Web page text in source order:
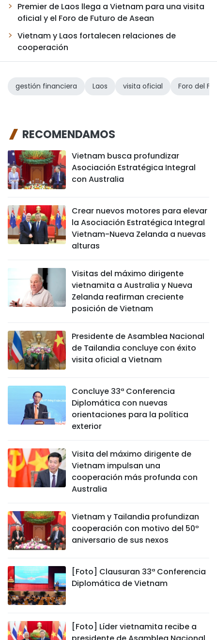
Premier de Laos llega a Vietnam para una visita
oficial y el Foro de Futuro de Asean
Vietnam y Laos fortalecen relaciones de
cooperación
gestión financiera Laos visita oficial Foro del
RECOMENDAMOS
Vietnam busca profundizar
Asociación Estratégica Integral
con Australia
Crear nuevos motores para elevar
la Asociación Estratégica Integral
Vietnam-Nueva Zelanda a nuevas
alturas
Visitas del máximo dirigente
vietnamita a Australia y Nueva
Zelanda reafirman creciente
posición de Vietnam
Presidente de Asamblea Nacional
de Tailandia concluye con éxito
visita oficial a Vietnam
Concluye 33ª Conferencia
Diplomática con nuevas
orientaciones para la política
exterior
Visita del máximo dirigente de
Vietnam impulsan una
cooperación más profunda con
Australia
Vietnam y Tailandia profundizan
cooperación con motivo del 50º
aniversario de sus nexos
[Foto] Clausuran 33ª Conferencia
Diplomática de Vietnam
[Foto] Líder vietnamita recibe a